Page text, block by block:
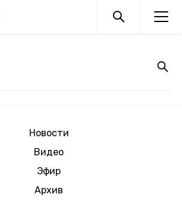
Новости
Видео
Эфир
Архив